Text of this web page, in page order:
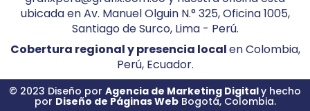
ubicada en Av. Manuel Olguin N.° 325, Oficina 1005,
Santiago de Surco, Lima - Perú.
Cobertura regional y presencia localen Colombia,
Perú, Ecuador.
© 2023 Diseño por Agencia de Marketing Digitaly hecho
por Diseño de Páginas WebBogotá, Colombia.